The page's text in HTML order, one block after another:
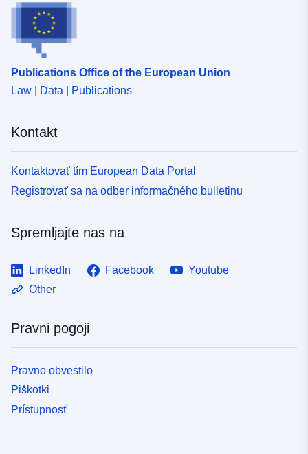
Publications Office of the European Union
Law | Data | Publications
Kontakt
Kontaktovať tím European Data Portal
Registrovať sa na odber informačného bulletinu
Spremljajte nas na
LinkedIn Facebook
Youtube
Other
Pravni pogoji
Pravno obvestilo
Piškotki
Prístupnosť